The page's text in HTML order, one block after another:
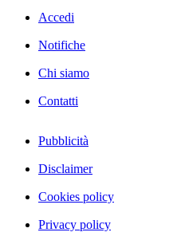
Accedi
Notifiche
Chi siamo
Contatti
Pubblicità
Disclaimer
Cookies policy
Privacy policy